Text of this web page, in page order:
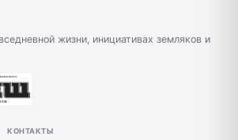
жизни, инициативах земляков и
КОНТАКТЫ